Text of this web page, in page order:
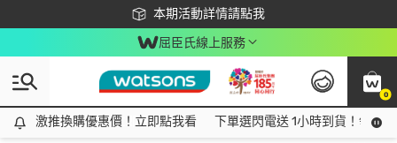
本期活動詳情請點我
下載app最高回饋$350
屈臣氏線上服務
0
激推換購優惠價！立即點我看
激推換購優惠價！立即點我看 下單選閃電送 1小時到貨！領神